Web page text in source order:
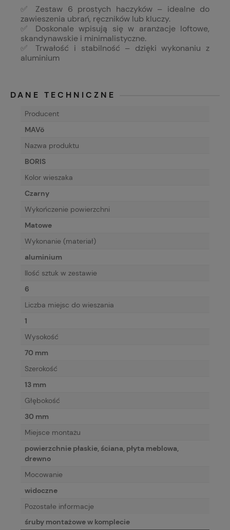
✅ Zestaw 6 prostych haczyków – idealne do
zawieszenia ubrań, ręczników lub kluczy.
✅ Doskonale wpisują się w aranżacje loftowe,
skandynawskie i minimalistyczne.
✅ Trwałość i stabilność – dzięki wykonaniu z
aluminium
DANE TECHNICZNE
Producent
MAVö
Nazwa produktu
BORIS
Kolor wieszaka
Czarny
Wykończenie powierzchni
Matowe
Wykonanie (materiał)
aluminium
Ilość sztuk w zestawie
6
Liczba miejsc do wieszania
1
Wysokość
70 mm
Szerokość
13 mm
Głębokość
30 mm
Miejsce montażu
powierzchnie płaskie, ściana, płyta meblowa,
drewno
Mocowanie
widoczne
Pozostałe informacje
śruby montażowe w komplecie